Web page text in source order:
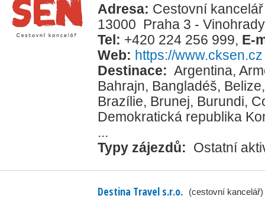
Adresa: Cestovní
13000 Praha 3 - Vinohrady
Tel: +420 224 256 999, E-
Web: https://www.cksen.cz
Destinace: Argentina,
Bahrajn, Bangladéš, Belize
Brazílie, Brunej, Burundi,
Demokratická republika
...
Typy zájezdů: Ostatní
Destina Travel s.r.o. (cestovní kancelář)